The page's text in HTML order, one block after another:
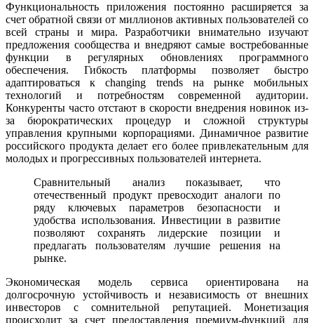
Функциональность приложения постоянно расширяется за
счет обратной связи от миллионов активных пользователей со
всей страны и мира. Разработчики внимательно изучают
предложения сообщества и внедряют самые востребованные
функции в регулярных обновлениях программного
обеспечения. Гибкость платформы позволяет быстро
адаптироваться к changing trends на рынке мобильных
технологий и потребностям современной аудитории.
Конкуренты часто отстают в скорости внедрения новинок из-
за бюрократических процедур и сложной структуры
управления крупными корпорациями. Динамичное развитие
российского продукта делает его более привлекательным для
молодых и прогрессивных пользователей интернета.
Сравнительный анализ показывает, что
отечественный продукт превосходит аналоги по
ряду ключевых параметров безопасности и
удобства использования. Инвестиции в развитие
позволяют сохранять лидерские позиции и
предлагать пользователям лучшие решения на
рынке.
Экономическая модель сервиса ориентирована на
долгосрочную устойчивость и независимость от внешних
инвесторов с сомнительной репутацией. Монетизация
происходит за счет предоставления премиум-функций для